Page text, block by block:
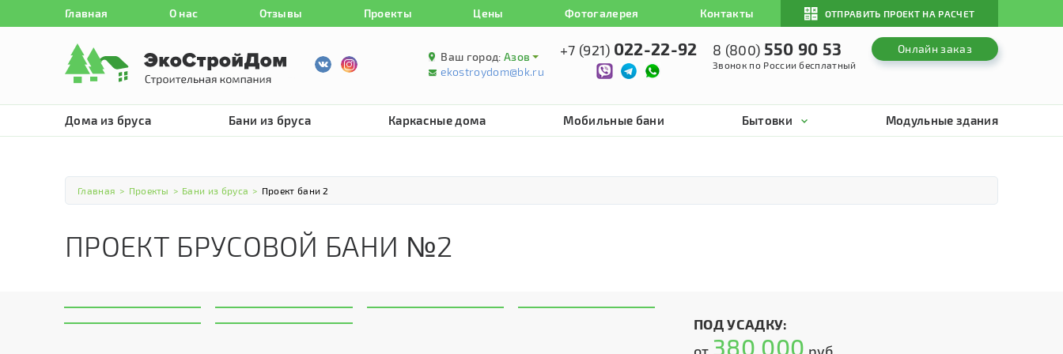
Главная О нас Отзывы Проекты Цены Фотогалерея Контакты ОТПРАВИТЬ ПРОЕКТ НА РАСЧЕТ
Ваш город: Азов
ekostroydom@bk.ru
+7 (921) 022-22-92 8 (800) 550 90 53
Звонок по России бесплатный
Онлайн заказ
Дома из бруса Бани из бруса Каркасные дома Мобильные бани Бытовки Модульные здания
Главная > Проекты > Бани из бруса > Проект бани 2
ПРОЕКТ БРУСОВОЙ БАНИ №2
ПОД УСАДКУ:
380 000